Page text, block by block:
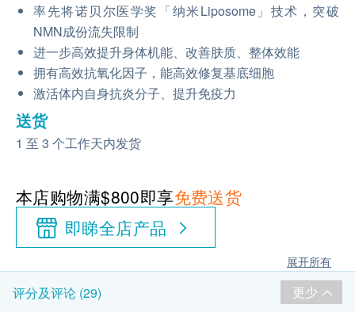
率先将诺贝尔医学奖「纳米Liposome」技术，突破
NMN成份流失限制
进一步高效提升身体机能、改善肤质、整体效能
拥有高效抗氧化因子，能高效修复基底细胞
激活体内自身抗炎分子、提升免疫力
送货
1 至 3 个工作天内发货
本店购物满$800即享免费送货
即睇全店产品
展开所有
评分及评论 (29) 更少